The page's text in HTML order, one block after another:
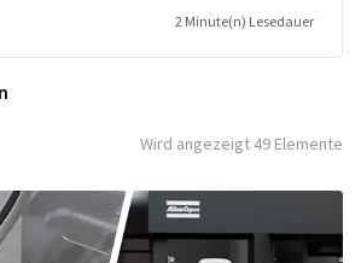
2 Minute(n) Lesedauer
Wird angezeigt 49 Elemente